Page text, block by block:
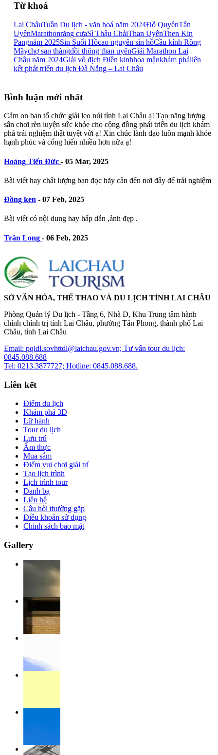
Từ khoá
Lai ChâuTuần Du lịch - văn hoá năm 2024Đỗ QuyênTân
UyênMarathonrăng cưaSì Thâu ChảiThan UyênThen Kin
Pangnăm 2025Sin Suối Hồcao nguyên sìn hồCầu kính Rồng
Mâychợ san thàngđồi thông than uyênGiải Marathon Lai
Châu năm 2024Giải vô địch Điền kinhhoa mậnkhám pháliên
kết phát triển du lịch Đà Nẵng – Lai Châu
Bình luận mới nhất
Cảm on ban tổ chức giải leo núi tỉnh Lai Châu ạ! Tạo năng lượng
sân chơi rèn luyện sức khỏe cho cộng đồng phát triển du lịch khám
phá trải nghiệm thật tuyệt vời ạ! Xin chúc lãnh đạo luôn mạnh khỏe
hạnh phúc và cống hiến nhiều hơn nữa ạ!
Hoàng Tiến Đức - 05 Mar, 2025
Bài viết hay chất lượng bạn đọc hãy cần đến nơi đây để trải nghiệm
Đồng ken - 07 Feb, 2025
Bài viết có nội dung hay hấp dẫn ,ảnh đẹp .
Trần Long - 06 Feb, 2025
SỞ VĂN HÓA, THỂ THAO VÀ DU LỊCH TỈNH LAI CHÂU
Phòng Quản lý Du lịch - Tầng 6, Nhà D, Khu Trung tâm hành
chính chính trị tỉnh Lai Châu, phường Tân Phong, thành phố Lai
Châu, tỉnh Lai Châu
Email: pqldl.sovhttdl@laichau.gov.vn; Tư vấn tour du lịch:
0845.088.688
Tel: 0213.3877727; Hotline: 0845.088.688.
Liên kết
Điểm du lịch
Khám phá 3D
Lữ hành
Tour du lịch
Lưu trú
Ẩm thực
Mua sắm
Điểm vui chơi giải trí
Tạo lịch trình
Lịch trình tour
Danh bạ
Liên hệ
Câu hỏi thường gặp
Điều khoản sử dụng
Chính sách bảo mật
Gallery